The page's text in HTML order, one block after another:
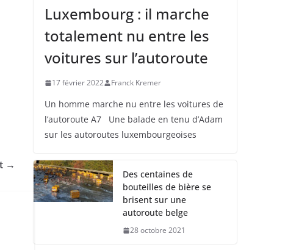
→
Luxembourg : il marche
totalement nu entre les
voitures sur l’autoroute
17 février 2022 Franck Kremer
Un homme marche nu entre les voitures de
l’autoroute A7 Une balade en tenu d’Adam
sur les autoroutes luxembourgeoises
Des centaines de
bouteilles de bière se
brisent sur une
autoroute belge
28 octobre 2021